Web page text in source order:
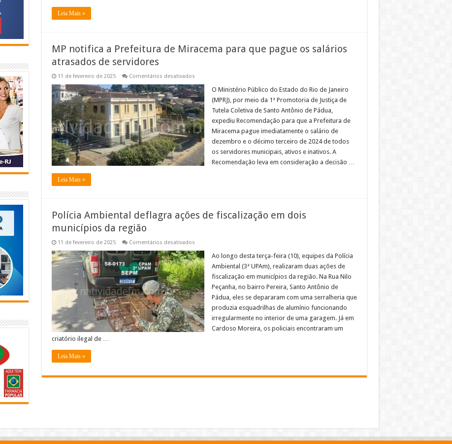
Leia Mais »
MP notifica a Prefeitura de Miracema para que pague os salários
atrasados de servidores
11 de fevereiro de 2025 Comentários desativadosem
notifica
a
Prefeitura
de
Miracema
para
que
pague
os
salários
atrasados
servidores
O Ministério Público do Estado do Rio de Janeiro
(MPRJ), por meio da 1ª Promotoria de Justiça de
Tutela Coletiva de Santo Antônio de Pádua,
expediu Recomendação para que a Prefeitura de
Miracema pague imediatamente o salário de
dezembro e o décimo terceiro de 2024 de todos
os servidores municipais, ativos e inativos. A
Recomendação leva em consideração a decisão …
Leia Mais »
Polícia Ambiental deflagra ações de fiscalização em dois
municípios da região
11 de fevereiro de 2025 Comentários desativadosem
Ambiental
deflagra
ações
de
fiscalização
em
dois
municípios
da
região
Ao longo desta terça-feira (10), equipes da Polícia
Ambiental (3ª UPAm), realizaram duas ações de
fiscalização em municípios da região. Na Rua Nilo
Peçanha, no bairro Pereira, Santo Antônio de
Pádua, eles se depararam com uma serralheria que
produzia esquadrilhas de alumínio funcionando
irregularmente no interior de uma garagem. Já em
Cardoso Moreira, os policiais encontraram um
criatório ilegal de …
Leia Mais »